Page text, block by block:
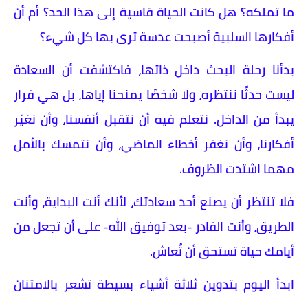
ما تملكه؟ هل كانت الحياة قاسية إلى هذا الحد؟ أم أن
أفكارها السلبية أصبحت عدسة ترى بها كل شيء؟
​بدأنا رحلة البحث داخل ذاتها، فاكتشفت أن السعادة
ليست حدثًا ننتظره، ولا شخصًا يمنحنا إياها، بل هي قرار
يبدأ من الداخل. نتعلم فيه أن نتقبل أنفسنا، وأن نغيّر
أفكارنا، وأن نغفر أخطاء الماضي، وأن نتمسك بالأمل
مهما اشتدت الظروف.
​فلا تنتظر أن يصنع أحد سعادتك، لأنك أنت البداية، وأنت
الطريق، وأنت القادر -بعد توفيق الله- على أن تجعل من
أيامك حياة تستحق أن تُعاش.
​ابدأ اليوم بتدوين ثلاثة أشياء بسيطة تشعر بالامتنان